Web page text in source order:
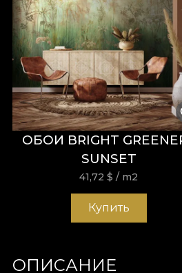
ОБОИ BRIGHT
SUNSET
41,72$ / m2
Купить
ОПИСАНИЕ